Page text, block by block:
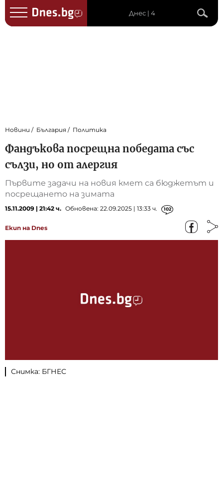
Днес | 4
Новини България Политика
Фандъкова посрещна победата със
сълзи, но от алергия
Първите задачи на новия кмет са бюджетът и
посрещането на зимата
15.11.2009 | 21:42 ч. Обновена: 22.09.2025 | 13:33 ч. 102
Екип на Dnes
Снимка: БГНЕС